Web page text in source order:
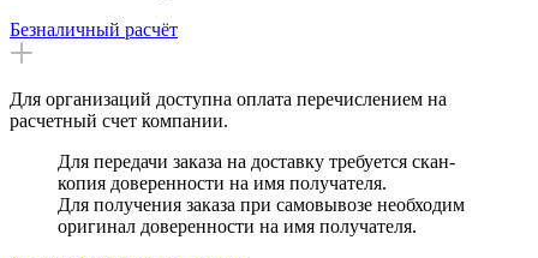
Безналичный расчёт
Для организаций доступна оплата перечислением на
расчетный счет компании.
Для передачи заказа на доставку требуется скан-
копия доверенности на имя получателя.
Для получения заказа при самовывозе необходим
оригинал доверенности на имя получателя.